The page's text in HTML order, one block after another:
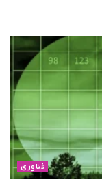
فناوری